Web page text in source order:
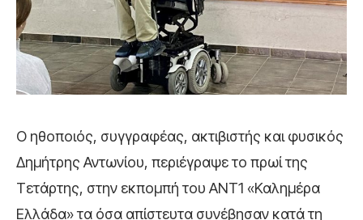
Ο ηθοποιός, συγγραφέας, ακτιβιστής και φυσικός
Δημήτρης Αντωνίου, περιέγραψε το πρωί της
Τετάρτης, στην εκπομπή του ANT1 «Καλημέρα
Ελλάδα» τα όσα απίστευτα συνέβησαν κατά τη